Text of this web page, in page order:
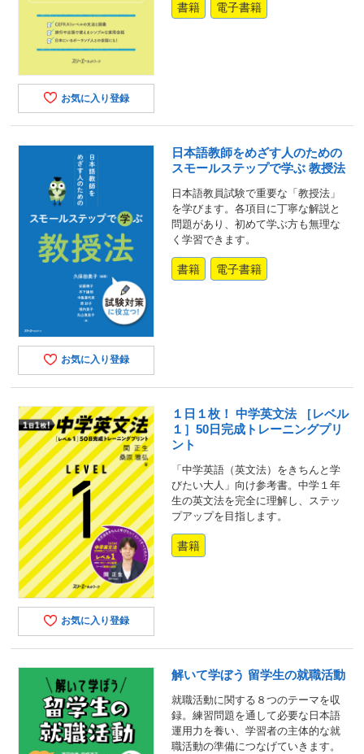
お気に入り登録
書籍 電子書籍
お気に入り登録
日本語教師をめざす人のための
スモールステップで学ぶ 教授法
日本語教員試験で重要な「教授法」
を学びます。各項目に丁寧な解説と
問題があり、初めて学ぶ方も無理な
く学習できます。
書籍 電子書籍
お気に入り登録
１日１枚！ 中学英文法 ［レベル
１］50日完成トレーニングプリ
ント
「中学英語（英文法）をきちんと学
びたい大人」向け参考書。中学１年
生の英文法を完全に理解し、ステッ
プアップを目指します。
書籍
解いて学ぼう 留学生の就職活動
就職活動に関する８つのテーマを収
録。練習問題を通して必要な日本語
運用力を養い、学習者の主体的な就
職活動の準備につなげていきます。